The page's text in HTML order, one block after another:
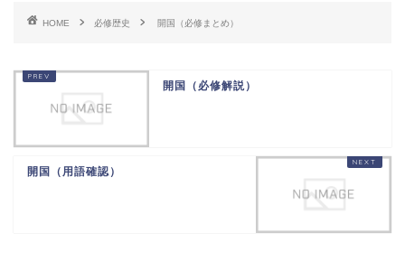
HOME 必修歴史 開国（必修まとめ）
開国（必修解説）
開国（用語確認）